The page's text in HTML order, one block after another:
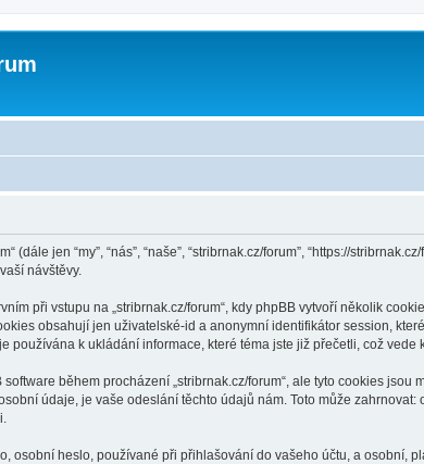
jen “my”, “nás”, “naše”, “stribrnak.cz/forum”, “https://
návštěvy.
při vstupu na „stribrnak.cz/forum“, kdy phpBB vytvoří několik
obsahují jen uživatelské-id a anonymní identifikátor session,
používána k ukládání informace, které téma jste již přečetli, což
během procházení „stribrnak.cz/forum“, ale tyto cookies
údaje, je vaše odeslání těchto údajů nám. Toto může
osobní heslo, používané při přihlašování do vašeho účtu, a osobní,